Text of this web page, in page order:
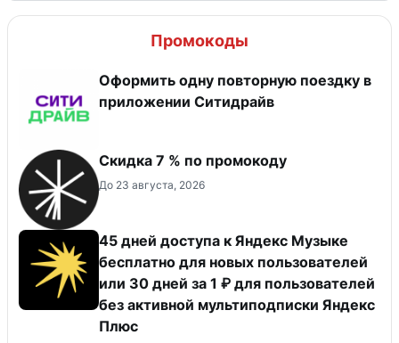
Промокоды
Оформить одну повторную поездку в
приложении Ситидрайв
Скидка 7 % по промокоду
До 23 августа, 2026
45 дней доступа к Яндекс Музыке
бесплатно для новых пользователей
или 30 дней за 1 ₽ для пользователей
без активной мультиподписки Яндекс
Плюс